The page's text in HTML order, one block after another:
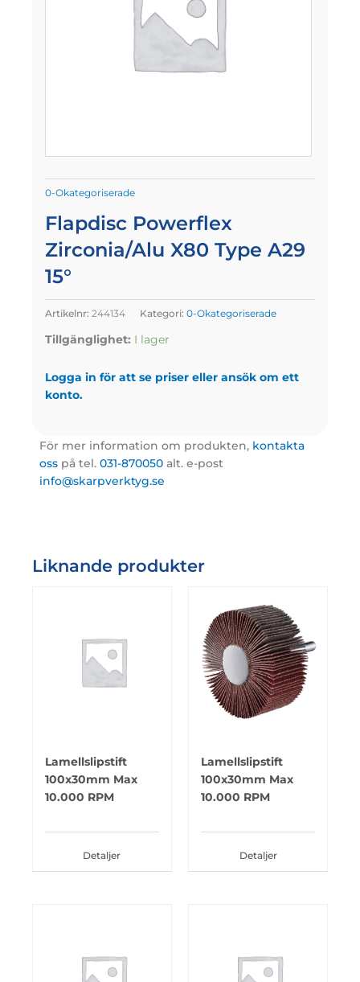
0-Okategoriserade
Flapdisc Powerflex
Zirconia/Alu X80 Type A29
15°
Artikelnr: 244134 Kategori: 0-Okategoriserade
Tillgänglighet: I lager
Logga in för att se priser eller ansök om ett
konto.
För mer information om produkten, kontakta
oss på tel.031-870050 alt. e-post
info@skarpverktyg.se
Liknande produkter
Lamellslipstift
100x30mm Max
10.000 RPM
Detaljer
Lamellslipstift
100x30mm Max
10.000 RPM
Detaljer